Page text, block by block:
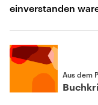
einverstanden
Aus dem